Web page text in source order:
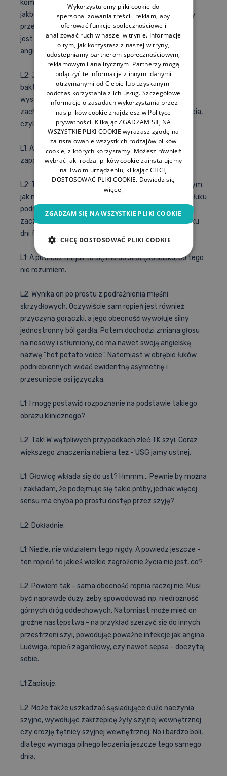
komentuje się jako osoba trzecia, ale wygląda to tak,
jakby rzeczywiście pacjent nie został nawet zbadany
przez lekarza na tej pomocy doraźnej. Jak to w ogóle
jest z tymi ropniami? To jest powikłanie nieleczonej
anginy paciorkowcowej…. Mam rację?
L2: Jest to powikłanie zapaleń gardła zarówno
bakteryjnych, jak i wirusowych. Mimo że może
występować w każdym wieku, rzeczywiście szczyt
zachorowań przypada na pierwszą i drugą dekadę życia,
czyli wtedy kiedy jest najwięcej bakteryjnych angin.
L1: A to powiem Ci, że nie sądziłem, że po wirusowych
zapaleniach też może wystąpić to powikłanie.
L2: Tak, szczególnie tych z dużym odczynem zapalnym
jak mononukleoza. Chodzi o to, że wokół migdałka na łuku
podniebiennym jest luźna tkanka i dość łatwo może
zacząć zbierać się tam treść ropna, która w ciągu kilku
dni formuje ropień.
L1: A powiedz mi, jak to się ma do szczękościsku, bo tego
nie rozumiem.
L2: Wynika on po prostu z podrażnienia mięśni
skrzydłowych. Oczywiście sam ropień jest również
przyczyną gorączki, a jego obecność wywołuje silny
jednostronny ból gardła. Potem dochodzi zmiana głosu
na nosowy i stłumiony, co ma nawet swoją angielską
nazwę “hot potato voice". Natomiast w obrębie łuków
podniebiennych widać ewidentną asymetrię i
przesunięcie osi języczka.
L1: I mogę postawić rozpoznanie na podstawie takiego
obrazu klinicznego?
L2: Tak! W wątpliwych przypadkach zleć TK szyi. Coraz
większego znaczenia nabiera też - USG jamy ustnej.
L1: Głowicę wkłada się do ust? Hmmm… Pewnie by można
i zakładam, że podejmuje się takie próby, jednak więcej
sensu ma chyba po prostu dostęp przez szyję?
L2: Dokładnie.
L1: Nieźle, nie widziałem tego nigdy. A powiedz jeszcze -
ten ropień to jakieś wielkie zagrożenie życia nie jest, co?
L2: Powiem tak - sama obecność ropnia raczej nie. Musi
być naprawdę duży, żeby spowodować np. niedrożność
górnych dróg oddechowych. Natomiast może mieć on
groźne następstwa - na przykład szerzyć się do innych
przestrzeni szyi, powodując poważne infekcje jak angina
Ludwiga, ropień zagardłowy, czy nawet sepsa - doczytaj
sobie.
L1:Zapisuję.
L2: Może także uszkadzać sąsiadujące duże naczynia
szyjne, wywołując zakrzepicę żyły szyjnej wewnętrznej
czy erozję tętnicy szyjnej wewnętrznej. No i bardzo boli,
dlatego wymaga pilnego leczenia jeszcze tego samego
dnia.
Wykorzystujemy pliki cookie do
spersonalizowania treści i reklam, aby
oferować funkcje społecznościowe i
analizować ruch w naszej witrynie. Informacje
o tym, jak korzystasz z naszej witryny,
udostępniamy partnerom społecznościowym,
reklamowym i analitycznym. Partnerzy mogą
połączyć te informacje z innymi danymi
otrzymanymi od Ciebie lub uzyskanymi
podczas korzystania z ich usług. Szczegółowe
informacje o zasadach wykorzystania przez
nas plików cookie znajdziesz w Polityce
prywatności. Klikając ZGADZAM SIĘ NA
WSZYSTKIE PLIKI COOKIE wyrażasz zgodę na
zainstalowanie wszystkich rodzajów plików
cookie, z których korzystamy. Możesz również
wybrać jaki rodzaj plików cookie zainstalujemy
na Twoim urządzeniu, klikając CHCĘ
DOSTOSOWAĆ PLIKI COOKIE. Dowiedz się
więcej
ZGADZAM SIĘ NA WSZYSTKIE PLIKI COOKIE
CHCĘ DOSTOSOWAĆ PLIKI COOKIE